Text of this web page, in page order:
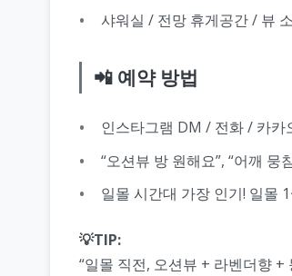
샤워실 / 전망 휴게공간 / 뷰
📲 예약 방법
인스타그램 DM / 전화 / 카카
“오션뷰 방 원해요”, “어깨 뭉
일몰 시간대 가장 인기! 일몰
💡TIP:
“일몰 직전, 오션뷰 + 라벤더향 +